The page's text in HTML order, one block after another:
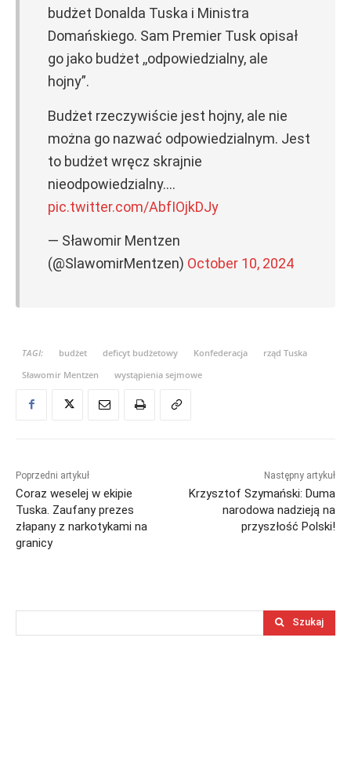
budżet Donalda Tuska i Ministra
Domańskiego. Sam Premier Tusk opisał
go jako budżet ,,odpowiedzialny, ale
hojny”.
Budżet rzeczywiście jest hojny, ale nie
można go nazwać odpowiedzialnym. Jest
to budżet wręcz skrajnie
nieodpowiedzialny.…
pic.twitter.com/AbfIOjkDJy
— Sławomir Mentzen
(@SlawomirMentzen) October 10, 2024
TAGI: budżet deficyt budżetowy Konfederacja
rząd Tuska
Sławomir Mentzen
wystąpienia sejmowe
Poprzedni artykuł
Coraz weselej w ekipie
Tuska. Zaufany prezes
złapany z narkotykami na
granicy
Następny artykuł
Krzysztof Szymański: Duma
narodowa nadzieją na
przyszłość Polski!
Szukaj